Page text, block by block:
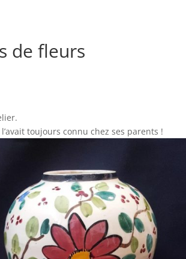
de fleurs
toujours connu chez ses parents !